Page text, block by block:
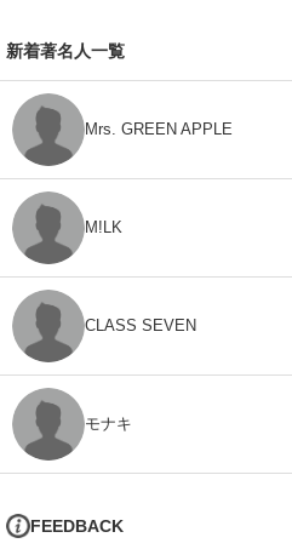
新着著名人一覧
Mrs. GREEN APPLE
M!LK
CLASS SEVEN
モナキ
FEEDBACK